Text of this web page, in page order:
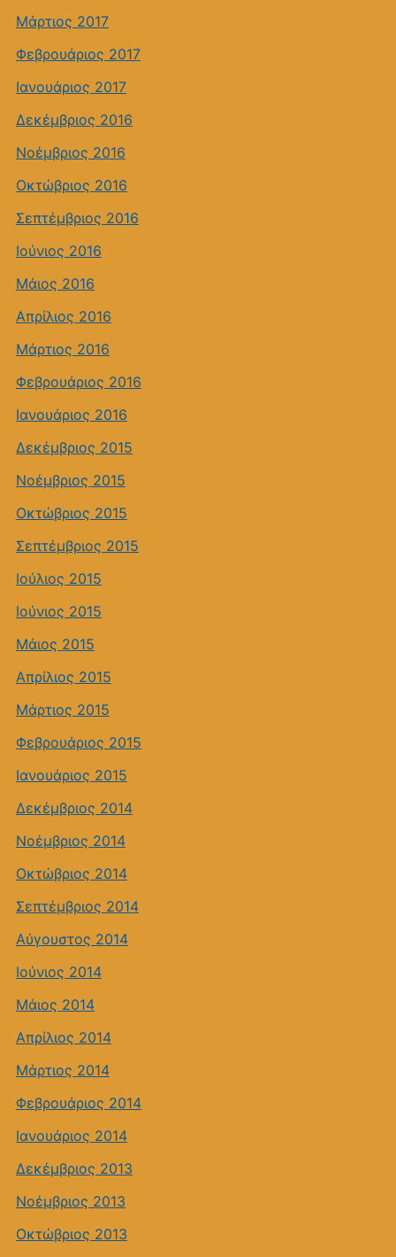
Μάρτιος 2017
Φεβρουάριος 2017
Ιανουάριος 2017
Δεκέμβριος 2016
Νοέμβριος 2016
Οκτώβριος 2016
Σεπτέμβριος 2016
Ιούνιος 2016
Μάιος 2016
Απρίλιος 2016
Μάρτιος 2016
Φεβρουάριος 2016
Ιανουάριος 2016
Δεκέμβριος 2015
Νοέμβριος 2015
Οκτώβριος 2015
Σεπτέμβριος 2015
Ιούλιος 2015
Ιούνιος 2015
Μάιος 2015
Απρίλιος 2015
Μάρτιος 2015
Φεβρουάριος 2015
Ιανουάριος 2015
Δεκέμβριος 2014
Νοέμβριος 2014
Οκτώβριος 2014
Σεπτέμβριος 2014
Αύγουστος 2014
Ιούνιος 2014
Μάιος 2014
Απρίλιος 2014
Μάρτιος 2014
Φεβρουάριος 2014
Ιανουάριος 2014
Δεκέμβριος 2013
Νοέμβριος 2013
Οκτώβριος 2013